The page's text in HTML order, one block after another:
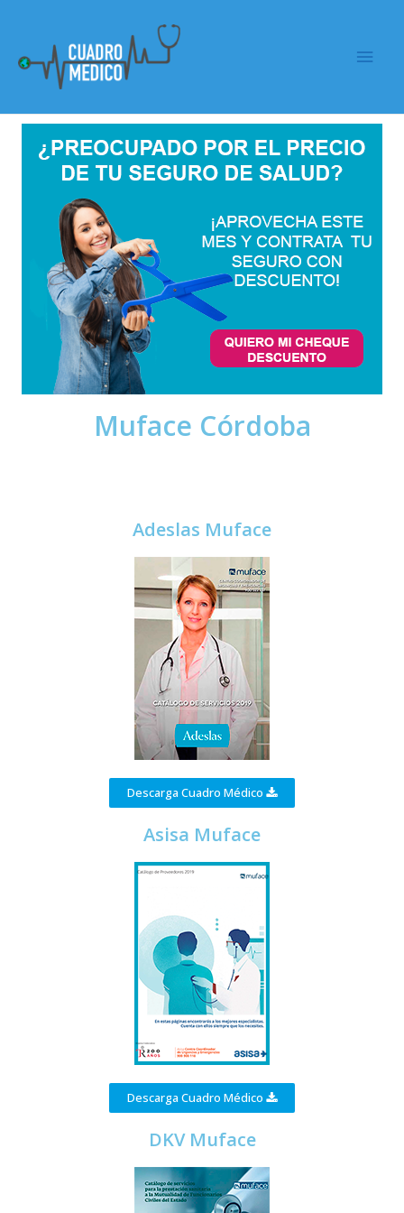
Muface Córdoba
Adeslas Muface
Descarga Cuadro Médico
Asisa Muface
Descarga Cuadro Médico
DKV Muface